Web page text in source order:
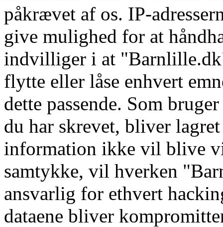
påkrævet af os. IP-
give mulighed for at
indvilliger i at
flytte eller låse enhvert
dette passende. Som
du har skrevet, bliver
information ikke vil blive
samtykke, vil hverken
ansvarlig for ethvert
dataene bliver